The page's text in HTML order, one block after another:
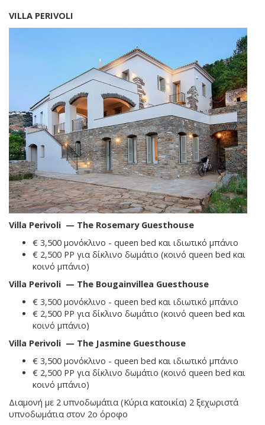
VILLA PERIVOLI
Villa Perivoli — The Rosemary Guesthouse
€ 3,500 μονόκλινο - queen bed και ιδιωτικό μπάνιο
€ 2,500 PP για δίκλινο δωμάτιο (κοινό queen bed και
κοινό μπάνιο)
Villa Perivoli — The Bougainvillea Guesthouse
€ 3,500 μονόκλινο - queen bed και ιδιωτικό μπάνιο
€ 2,500 PP για δίκλινο δωμάτιο (κοινό queen bed και
κοινό μπάνιο)
Villa Perivoli — The Jasmine Guesthouse
€ 3,500 μονόκλινο - queen bed και ιδιωτικό μπάνιο
€ 2,500 PP για δίκλινο δωμάτιο (κοινό queen bed και
κοινό μπάνιο)
Διαμονή με 2 υπνοδωμάτια (Κύρια κατοικία) 2 ξεχωριστά
υπνοδωμάτια στον 2ο όροφο